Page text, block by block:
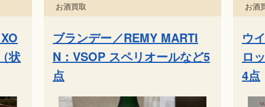
状
お酒買取
ブランデー／REMY MARTI
N：VSOP スペリオールなど5
点
お酒
ウ
ロ
4点